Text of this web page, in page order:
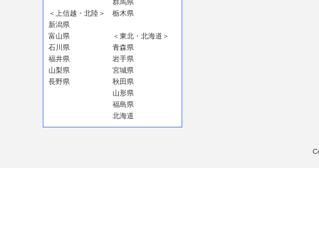
＜上信越・北陸＞
新潟県
富山県
石川県
福井県
山梨県
長野県
群馬県
栃木県
＜東北・北海道＞
青森県
岩手県
宮城県
秋田県
山形県
福島県
北海道